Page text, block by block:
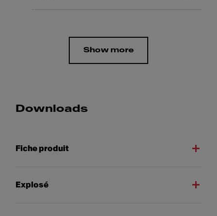
Show more
Downloads
Fiche produit
Explosé